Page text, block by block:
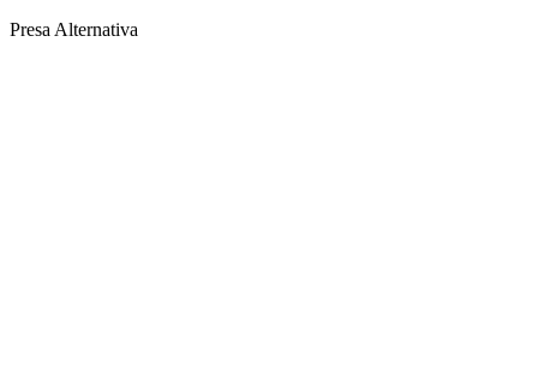
Presa Alternativa